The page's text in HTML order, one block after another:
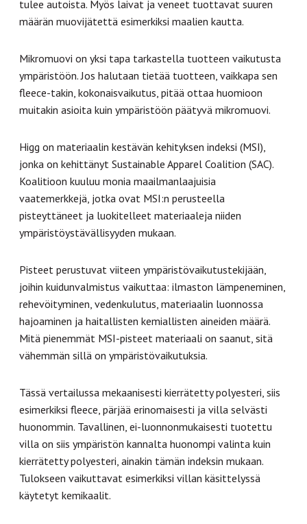
tulee autoista. Myös laivat ja veneet tuottavat suuren
määrän muovijätettä esimerkiksi maalien kautta.
Mikromuovi on yksi tapa tarkastella tuotteen vaikutusta
ympäristöön. Jos halutaan tietää tuotteen, vaikkapa sen
fleece-takin, kokonaisvaikutus, pitää ottaa huomioon
muitakin asioita kuin ympäristöön päätyvä mikromuovi.
Higg on materiaalin kestävän kehityksen indeksi (MSI),
jonka on kehittänyt Sustainable Apparel Coalition (SAC).
Koalitioon kuuluu monia maailmanlaajuisia
vaatemerkkejä, jotka ovat MSI:n perusteella
pisteyttäneet ja luokitelleet materiaaleja niiden
ympäristöystävällisyyden mukaan.
Pisteet perustuvat viiteen ympäristövaikutustekijään,
joihin kuidunvalmistus vaikuttaa: ilmaston lämpeneminen,
rehevöityminen, vedenkulutus, materiaalin luonnossa
hajoaminen ja haitallisten kemiallisten aineiden määrä.
Mitä pienemmät MSI-pisteet materiaali on saanut, sitä
vähemmän sillä on ympäristövaikutuksia.
Tässä vertailussa mekaanisesti kierrätetty polyesteri, siis
esimerkiksi fleece, pärjää erinomaisesti ja villa selvästi
huonommin. Tavallinen, ei-luonnonmukaisesti tuotettu
villa on siis ympäristön kannalta huonompi valinta kuin
kierrätetty polyesteri, ainakin tämän indeksin mukaan.
Tulokseen vaikuttavat esimerkiksi villan käsittelyssä
käytetyt kemikaalit.